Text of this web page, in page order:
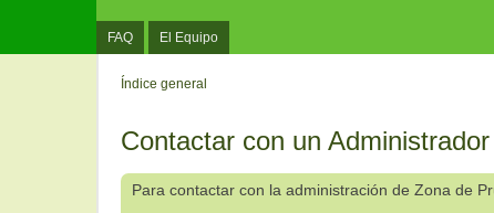
FAQ El Equipo
Índice general
Contactar con un
Para contactar con la administración de Zona de